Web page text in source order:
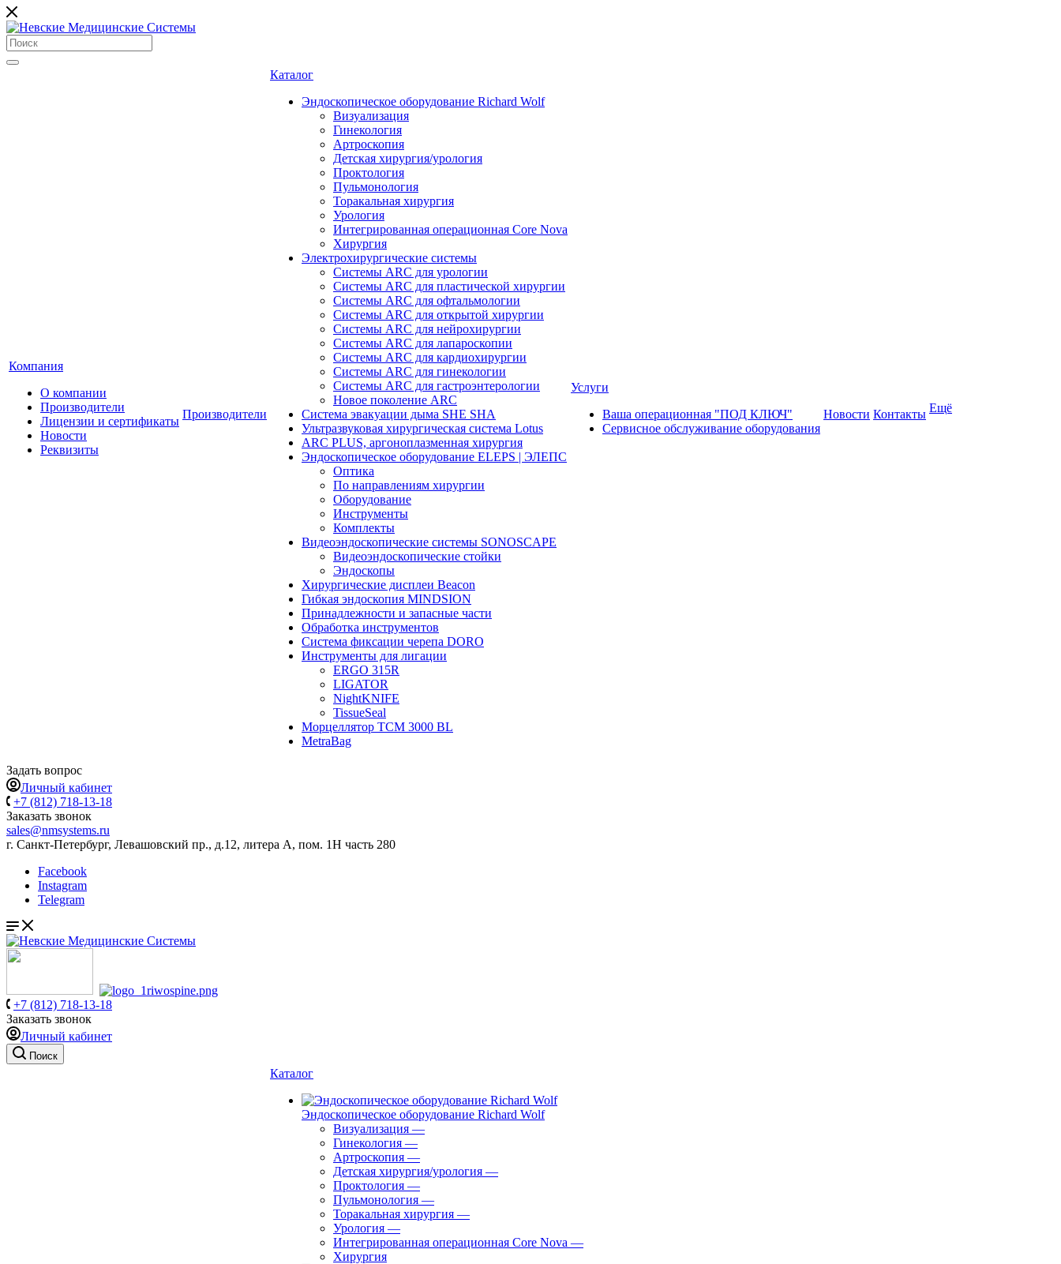
Компания
О компании
Производители
Лицензии и сертификаты
Новости
Реквизиты
Производители
Каталог
Эндоскопическое оборудование Richard Wolf
Визуализация
Гинекология
Артроскопия
Детская хирургия/урология
Проктология
Пульмонология
Торакальная хирургия
Урология
Интегрированная операционная Core Nova
Хирургия
Электрохирургические системы
Системы ARC для урологии
Системы ARC для пластической хирургии
Системы ARC для офтальмологии
Системы ARC для открытой хирургии
Системы ARC для нейрохирургии
Системы ARC для лапароскопии
Системы ARC для кардиохирургии
Системы ARC для гинекологии
Системы ARC для гастроэнтерологии
Новое поколение ARC
Система эвакуации дыма SHE SHA
Ультразвуковая хирургическая система Lotus
ARC PLUS, аргоноплазменная хирургия
Эндоскопическое оборудование ELEPS | ЭЛЕПС
Оптика
По направлениям хирургии
Оборудование
Инструменты
Комплекты
Видеоэндоскопические системы SONOSCAPE
Видеоэндоскопические стойки
Эндоскопы
Хирургические дисплеи Beacon
Гибкая эндоскопия MINDSION
Принадлежности и запасные части
Обработка инструментов
Система фиксации черепа DORO
Инструменты для лигации
ERGO 315R
LIGATOR
NightKNIFE
TissueSeal
Морцеллятор ТСМ 3000 BL
MetraBag
Услуги
Ваша операционная "ПОД КЛЮЧ"
Сервисное обслуживание оборудования
Новости Контакты Ещё
Задать вопрос
Личный кабинет
+7 (812) 718-13-18
Заказать звонок
sales@nmsystems.ru
г. Санкт-Петербург, Левашовский пр., д.12, литера А, пом. 1Н часть 280
Facebook
Instagram
Telegram
+7 (812) 718-13-18
Заказать звонок
Личный кабинет
Поиск
Каталог
Эндоскопическое оборудование Richard Wolf
Визуализация —
Гинекология —
Артроскопия —
Детская хирургия/урология —
Проктология —
Пульмонология —
Торакальная хирургия —
Урология —
Интегрированная операционная Core Nova —
Хирургия